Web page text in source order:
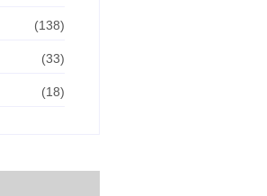
(138)
(33)
(18)